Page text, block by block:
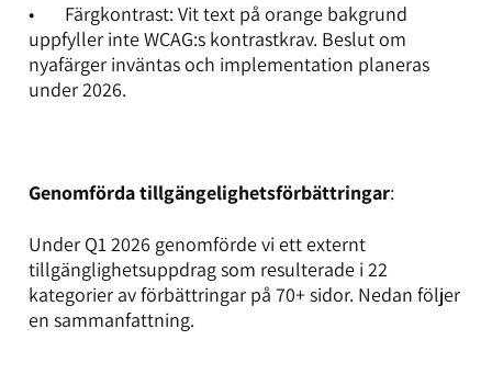
• Färgkontrast: Vit text på orange bakgrund
uppfyller inte WCAG:s kontrastkrav. Beslut om
nyafärger inväntas och implementation planeras
under 2026.
Genomförda tillgängelighetsförbättringar:
Under Q1 2026 genomförde vi ett externt
tillgänglighetsuppdrag som resulterade i 22
kategorier av förbättringar på 70+ sidor. Nedan följer
en sammanfattning.